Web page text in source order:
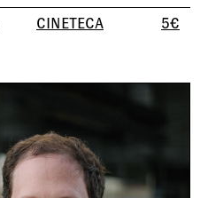
CINETECA 5€